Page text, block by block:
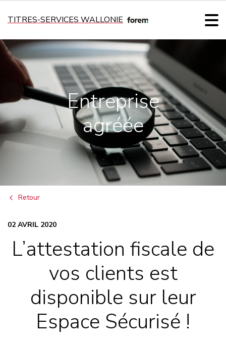
TITRES-SERVICES WALLONIE
Entreprise
agréée
Retour
02 AVRIL 2020
L’attestation fiscale de
vos clients est
disponible sur leur
Espace Sécurisé !